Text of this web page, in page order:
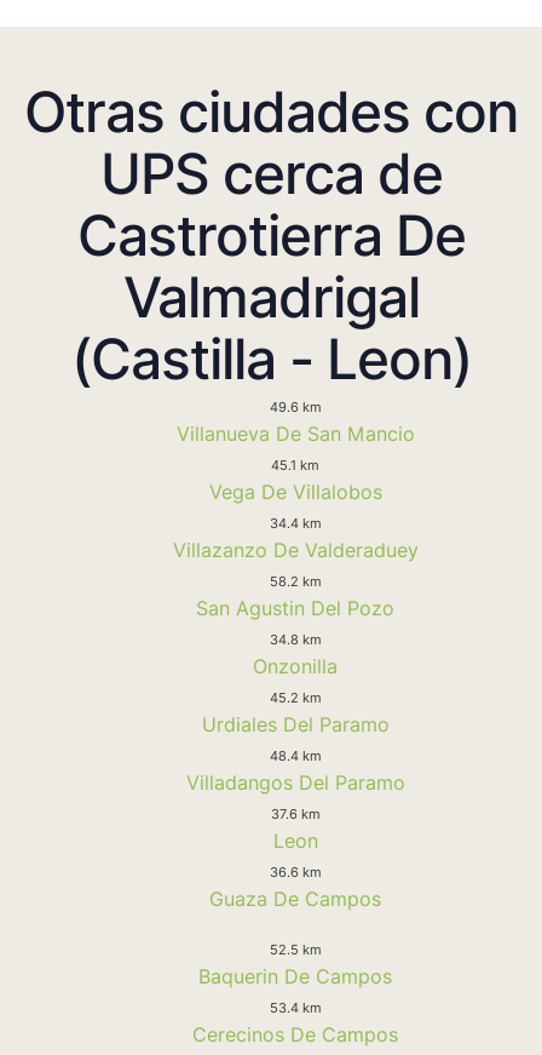
Otras ciudades con
UPS cerca de
Castrotierra De
Valmadrigal
(Castilla - Leon)
49.6 km
Villanueva De San Mancio
45.1 km
Vega De Villalobos
34.4 km
Villazanzo De Valderaduey
58.2 km
San Agustin Del Pozo
34.8 km
Onzonilla
45.2 km
Urdiales Del Paramo
48.4 km
Villadangos Del Paramo
37.6 km
Leon
36.6 km
Guaza De Campos
52.5 km
Baquerin De Campos
53.4 km
Cerecinos De Campos